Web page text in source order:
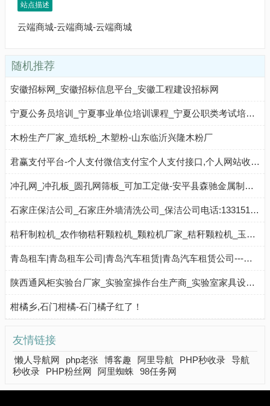
站点描述
云端商城-云端商城-云端商城
随机推荐
安徽招标网_安徽招标信息平台_安徽工程建设招标网
宁夏公务员培训_宁夏事业单位培训课程_宁夏公职类考试培训辅导班|培训机构_宁夏中公网校
木粉生产厂家_造纸粉_木塑粉-山东临沂兴隆木粉厂
君赢支付平台-个人支付微信支付宝个人支付接口,个人网站收款API接口
冲孔网_冲孔板_圆孔网筛板_可加工定做-安平县森驰金属制品公司
石家庄保洁公司_石家庄外墙清洗公司_保洁公司电话:13315125237
秸秆制粒机_农作物秸秆颗粒机_颗粒机厂家_秸秆颗粒机_玉米秸秆颗粒机
青岛租车|青岛租车公司|青岛汽车租赁|青岛汽车租赁公司---青岛颜棚顺汽车租赁公司
陕西通风柜实验台厂家_实验室操作台生产商_实验室家具设备 - 陕西业创实验设备
柑橘乡,石门柑橘-石门橘子红了！
友情链接
懒人导航网 php老张 博客趣 阿里导航 PHP秒收录 导航
秒收录
PHP粉丝网 阿里蜘蛛 98任务网